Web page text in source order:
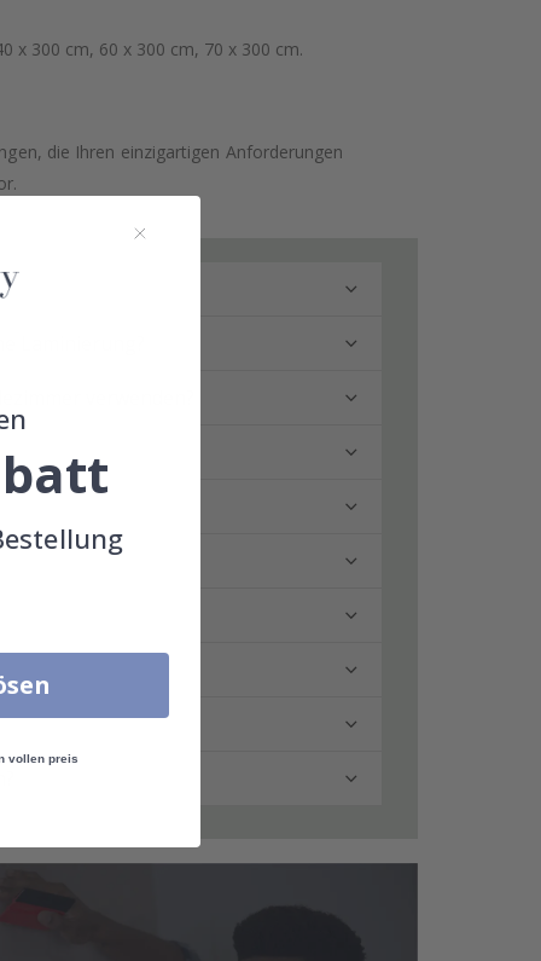
x 300 cm, 60 x 300 cm, 70 x 300 cm.
die Ihren einzigartigen Anforderungen
vollen preis